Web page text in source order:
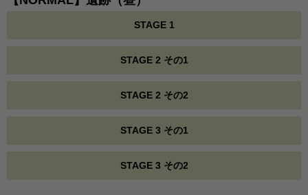
STAGE 1
STAGE 2 その1
STAGE 2 その2
STAGE 3 その1
STAGE 3 その2